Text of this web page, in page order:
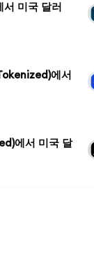
미국 달러
에서
에서 미국 달